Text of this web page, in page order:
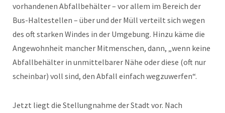
vorhandenen Abfallbehälter – vor allem im Bereich der
Bus-Haltestellen – über und der Müll verteilt sich wegen
des oft starken Windes in der Umgebung. Hinzu käme die
Angewohnheit mancher Mitmenschen, dann, „wenn keine
Abfallbehälter in unmittelbarer Nähe oder diese (oft nur
scheinbar) voll sind, den Abfall einfach wegzuwerfen“.
Jetzt liegt die Stellungnahme der Stadt vor. Nach